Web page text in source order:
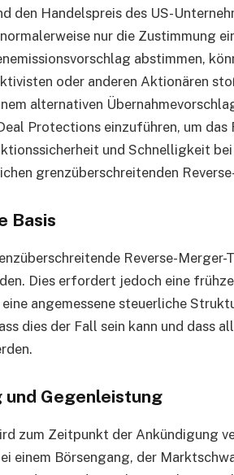
den Handelspreis des US-
nur die Zustimmung
abstimmen,
oder anderen Aktionären
alternativen
Protections einzuführen, um das
und Schnelligkeit
grenzüberschreitenden
Basis
Reverse-Merger-
Dies erfordert jedoch eine
angemessene steuerliche
dies der Fall sein kann und dass
Gegenleistung
zum Zeitpunkt der Ankündigung
einem Börsengang, der